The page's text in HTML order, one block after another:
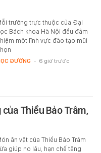
trường trực thuộc của Đại
Bách khoa Hà Nội đều đảm
một lĩnh vực đào tạo mũi
ĐƯỜNG - 6 giờ trước
Thiều Bảo Trâm,
ăn vặt của Thiều Bảo Trâm
giúp no lâu, hạn chế tăng